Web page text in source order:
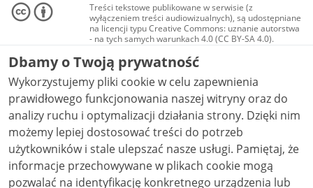
Treści tekstowe publikowane w serwisie (z
wyłączeniem treści audiowizualnych), są udostępniane
na licencji typu Creative Commons: uznanie autorstwa
- na tych samych warunkach 4.0 (CC BY-SA 4.0).
Materiały audiowizualne, w tym zdjęcia, materiały
audio i wideo, są udostępniane na licencji typu
Creative Commons: uznanie autorstwa użycie
niekomercyjne - bez utworów zależnych 4.0 (CC BY-
NC-ND 4.0), o ile nie jest to stwierdzone inaczej.
Dbamy o Twoją prywatność
Wykorzystujemy pliki cookie w celu zapewnienia
prawidłowego funkcjonowania naszej witryny oraz do
analizy ruchu i optymalizacji działania strony. Dzięki nim
możemy lepiej dostosować treści do potrzeb
użytkowników i stale ulepszać nasze usługi. Pamiętaj, że
informacje przechowywane w plikach cookie mogą
pozwalać na identyfikację konkretnego urządzenia lub